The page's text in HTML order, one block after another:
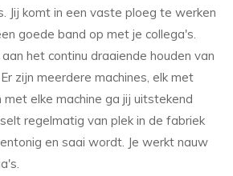
Jij komt in een vaste ploeg te werken
goede band op met je collega's.
het continu draaiende houden van
zijn meerdere machines, elk met
elke machine ga jij uitstekend
regelmatig van plek in de fabriek
en saai wordt. Je werkt nauw